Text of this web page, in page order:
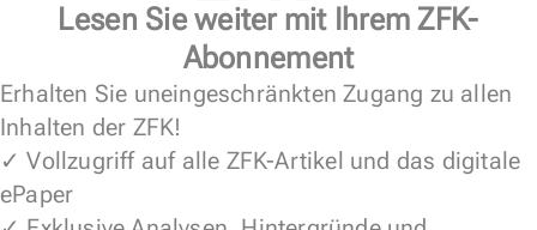
Lesen Sie weiter mit Ihrem ZFK-
Abonnement
Erhalten Sie uneingeschränkten Zugang zu allen
Inhalten der ZFK!
✓ Vollzugriff auf alle ZFK-Artikel und das digitale
ePaper